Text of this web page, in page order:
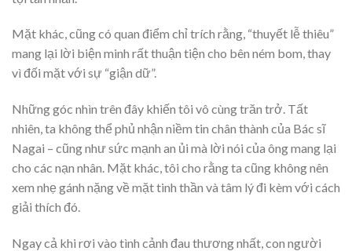
Mặt khác, cũng có quan điểm chỉ trích rằng, “thuyết lễ thiêu”
mang lại lời biện minh rất thuận tiện cho bên ném bom, thay
vì đối mặt với sự “giận dữ”.
Những góc nhìn trên đây khiến tôi vô cùng trăn trở. Tất
nhiên, ta không thể phủ nhận niềm tin chân thành của Bác sĩ
Nagai – cũng như sức mạnh an ủi mà lời nói của ông mang lại
cho các nạn nhân. Mặt khác, tôi cho rằng ta cũng không nên
xem nhẹ gánh nặng về mặt tinh thần và tâm lý đi kèm với cách
giải thích đó.
Ngay cả khi rơi vào tình cảnh đau thương nhất, con người